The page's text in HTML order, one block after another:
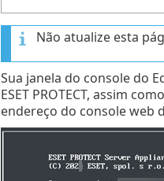
Não atualize esta
Sua janela do console do
ESET PROTECT, assim
endereço do console web